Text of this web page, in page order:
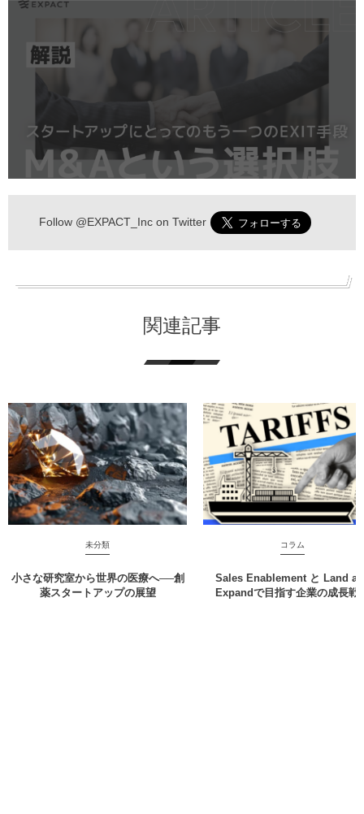
Follow @EXPACT_Incon Twitter
関連記事
未分類
小さな研究室から世界の医療へ──創
薬スタートアップの展望
コラム
Sales Enablement と Land
Expandで目指す企業の成長戦